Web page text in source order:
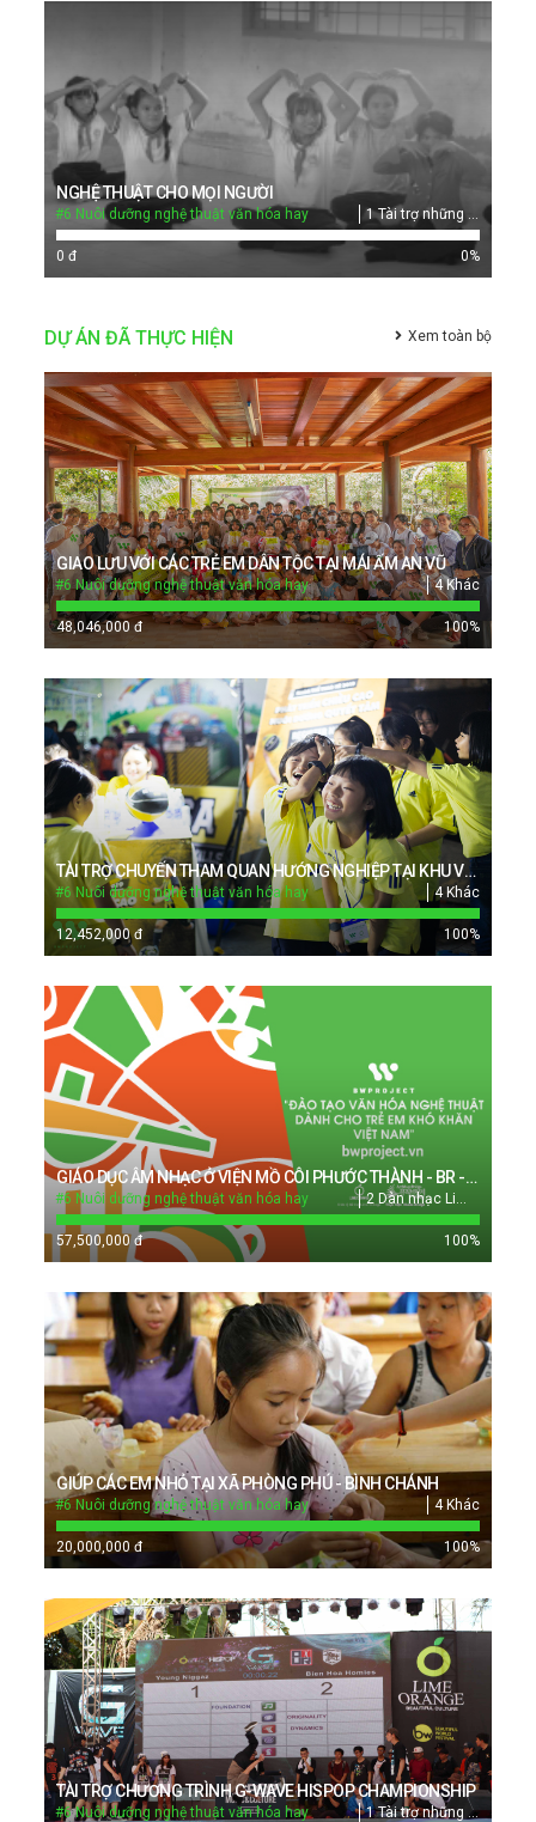
NGHỆ THUẬT CHO MỌI NGƯỜI
1 Tài trợ những nghệ nhân và các đoàn thể văn hóa nghệ thuật
#6 Nuôi dưỡng nghệ thuật văn hóa hay
0 đ 0%
DỰ ÁN ĐÃ THỰC HIỆN Xem toàn bộ
GIAO LƯU VỚI CÁC TRẺ EM DÂN TỘC TẠI MÁI ẤM AN VŨ
4 Khác
#6 Nuôi dưỡng nghệ thuật văn hóa hay
48,046,000 đ 100%
TÀI TRỢ CHUYẾN THAM QUAN HƯỚNG NGHIỆP TẠI KHU VUI CHƠI HƯỚNG NGHIỆP LỚN NHẤT CHÂU Á - VIETOPIA CHO TRẺ EM CÁC MÁI ẤM
4 Khác
#6 Nuôi dưỡng nghệ thuật văn hóa hay
12,452,000 đ 100%
GIÁO DỤC ÂM NHẠC Ở VIỆN MỒ CÔI PHƯỚC THÀNH - BR - VT
2 Dàn nhạc Lime Orange
#6 Nuôi dưỡng nghệ thuật văn hóa hay
57,500,000 đ 100%
GIÚP CÁC EM NHỎ TẠI XÃ PHÒNG PHÚ - BÌNH CHÁNH
4 Khác
#6 Nuôi dưỡng nghệ thuật văn hóa hay
20,000,000 đ 100%
TÀI TRỢ CHƯƠNG TRÌNH G-WAVE HISPOP CHAMPIONSHIP
1 Tài trợ những nghệ nhân và các đoàn thể văn hóa nghệ thuật
#6 Nuôi dưỡng nghệ thuật văn hóa hay